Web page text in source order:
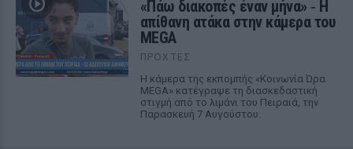
«Πάω διακοπές έναν μήνα» ‑ Η
απίθανη ατάκα στην κάμερα του
MEGA
ΠΡΟΧΤΈΣ
Η κάμερα της εκπομπής «Κοινωνία Ώρα
MEGA» κατέγραψε τη διασκεδαστική
στιγμή από το λιμάνι του Πειραιά, την
Παρασκευή 7 Αυγούστου.